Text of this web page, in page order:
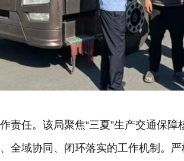
责任。该局聚焦“三夏”生产交通保
全域协同、闭环落实的工作机制。